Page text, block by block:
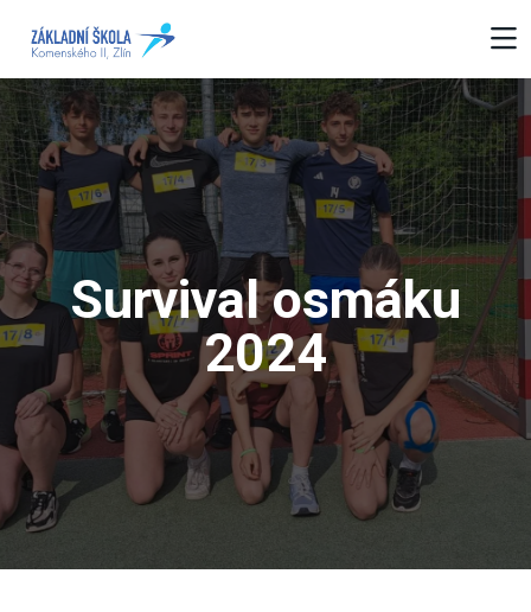
Survival osmáku
2024